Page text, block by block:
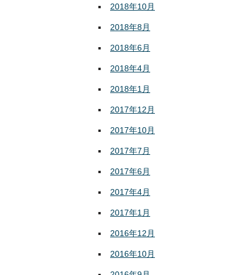
2018年10月
2018年8月
2018年6月
2018年4月
2018年1月
2017年12月
2017年10月
2017年7月
2017年6月
2017年4月
2017年1月
2016年12月
2016年10月